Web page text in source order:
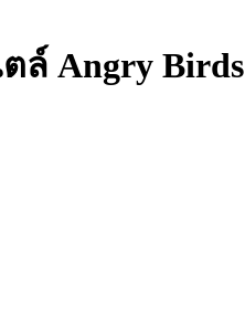
ล์ Angry Birds